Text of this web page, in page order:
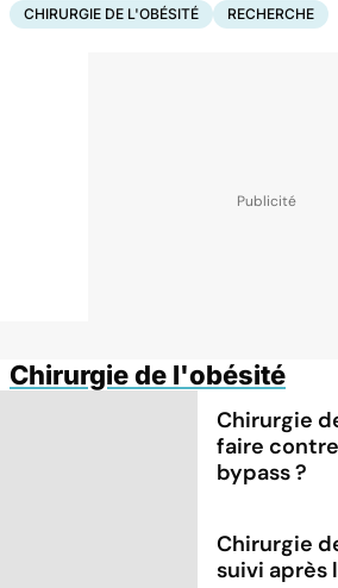
CHIRURGIE DE L'OBÉSITÉ RECHERCHE
Chirurgie de l'obésité
Chirurgie
faire
bypass ?
Chirurgie
suivi après